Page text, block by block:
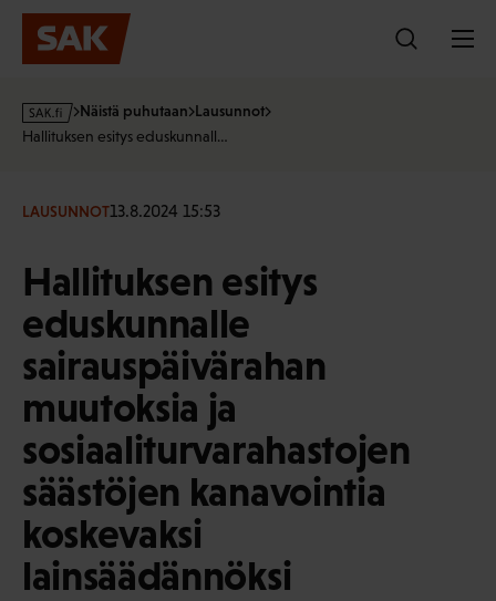
Hyppää
sisältöön
s
a
f
Näistä puhutaan Lausunnot
Hallituksen esitys eduskunnall…
LAUSUNNOT13.8.2024 15:53
Hallituksen esitys
eduskunnalle
sairauspäivärahan
muutoksia ja
sosiaaliturvarahastojen
säästöjen kanavointia
koskevaksi
lainsäädännöksi